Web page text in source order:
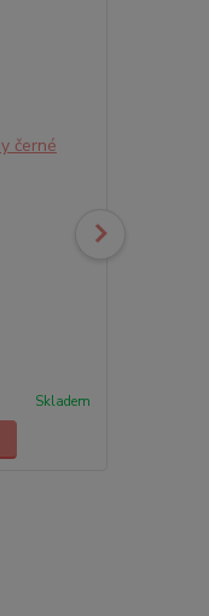
Skladem